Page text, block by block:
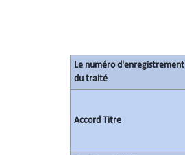
Le numéro d'enregistrement
du traité
Accord Titre